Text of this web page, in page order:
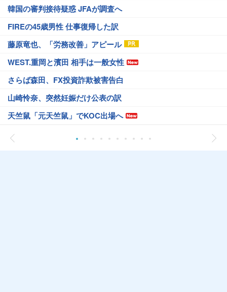
韓国の審判接待疑惑 JFAが調査へ
FIREの45歳男性 仕事復帰した訳
藤原竜也、「労務改善」アピール
WEST.重岡と濱田 相手は一般女性
さらば森田、FX投資詐欺被害告白
山崎怜奈、突然妊娠だけ公表の訳
天竺鼠「元天竺鼠」でKOC出場へ